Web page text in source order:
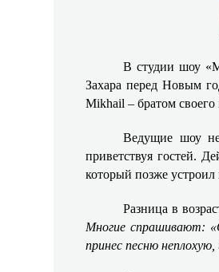
В студии шоу
Захара перед Новым
Mikhail – братом
Ведущие шоу
приветствуя гостей.
который позже устроил
Разница в
Многие спрашивают:
принес песню